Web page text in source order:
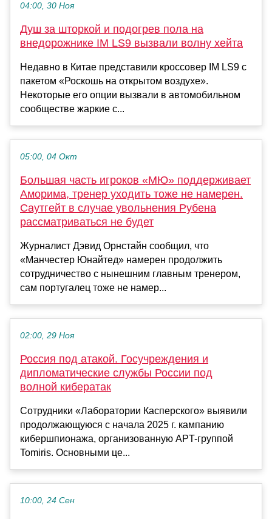
04:00, 30 Ноя
Душ за шторкой и подогрев пола на
внедорожнике IM LS9 вызвали волну хейта
Недавно в Китае представили кроссовер IM LS9 с
пакетом «Роскошь на открытом воздухе».
Некоторые его опции вызвали в автомобильном
сообществе жаркие с...
05:00, 04 Окт
Большая часть игроков «МЮ» поддерживает
Аморима, тренер уходить тоже не намерен.
Саутгейт в случае увольнения Рубена
рассматриваться не будет
Журналист Дэвид Орнстайн сообщил, что
«Манчестер Юнайтед» намерен продолжить
сотрудничество с нынешним главным тренером,
сам португалец тоже не намер...
02:00, 29 Ноя
Россия под атакой. Госучреждения и
дипломатические службы России под
волной кибератак
Сотрудники «Лаборатории Касперского» выявили
продолжающуюся с начала 2025 г. кампанию
кибершпионажа, организованную APT-группой
Tomiris. Основными це...
10:00, 24 Сен